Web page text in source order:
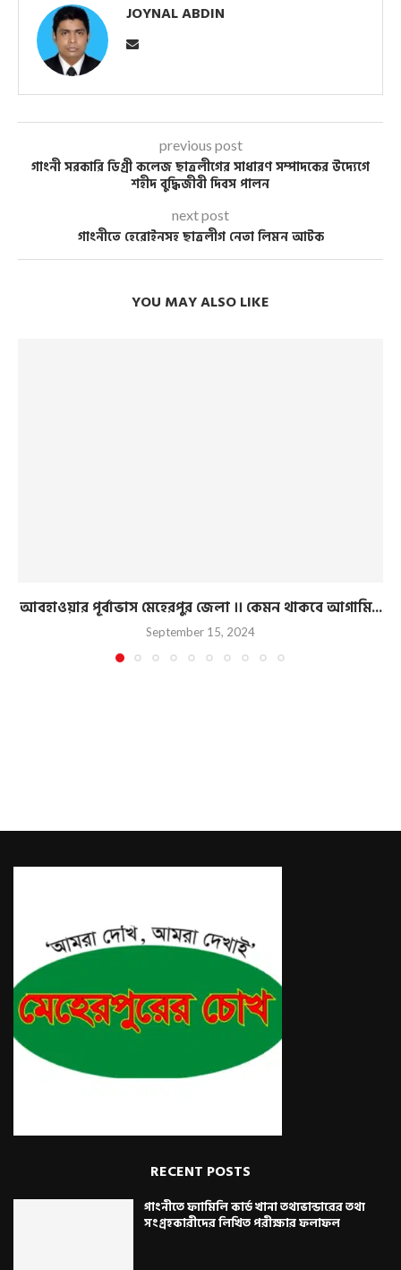
JOYNAL ABDIN
previous post
গাংনী সরকারি ডিগ্রী কলেজ ছাত্রলীগের সাধারণ সম্পাদকের উদ্যেগে
শহীদ বুদ্ধিজীবী দিবস পালন
next post
গাংনীতে হেরোইনসহ ছাত্রলীগ নেতা লিমন আটক
YOU MAY ALSO LIKE
আবহাওয়ার পূর্বাভাস মেহেরপুর জেলা ।। কেমন থাকবে আগামি...
September 15, 2024
RECENT POSTS
গাংনীতে ফ্যামিলি কার্ড খানা তথ্যভান্ডারের তথ্য
সংগ্রহকারীদের লিখিত পরীক্ষার ফলাফল